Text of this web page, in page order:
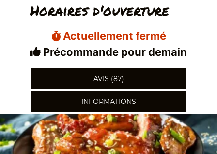
Horaires d'ouverture
Actuellement fermé
Précommande pour demain
AVIS (87)
INFORMATIONS